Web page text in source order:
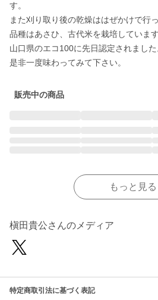
す。
また刈り取り後の乾燥ははぜかけで行
品種はあさひ、古代米を栽培しています
山口県のエコ100に先日認定されました
是非一度味わってみて下さい。
販売中の商品
もっと見る
槇田貴公さんのメディア
特定商取引法に基づく表記